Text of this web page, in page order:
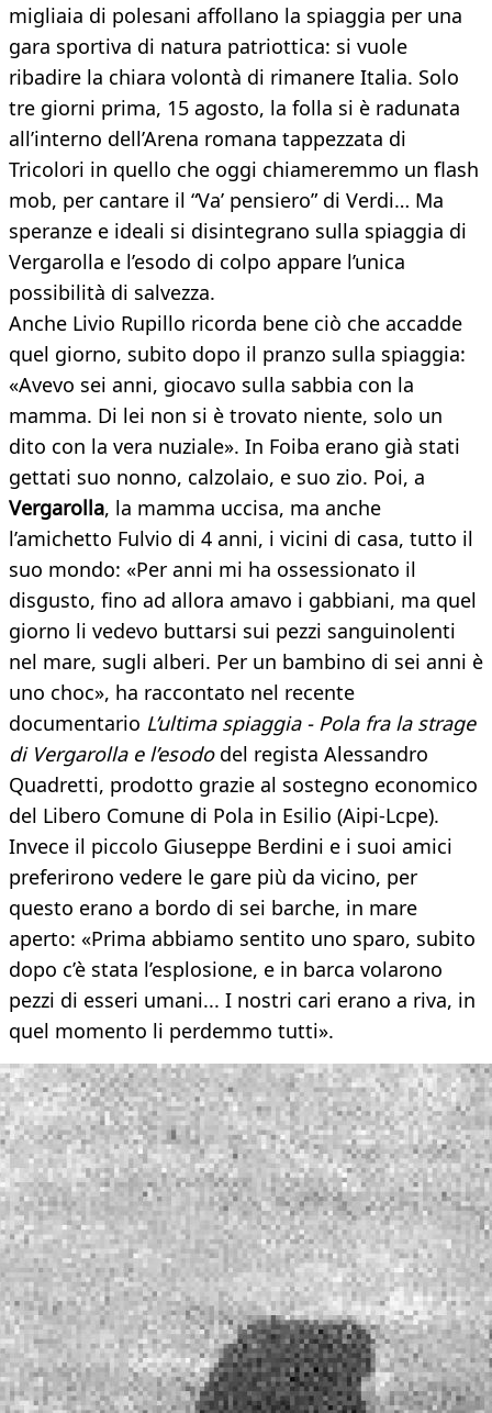
migliaia di polesani affollano la spiaggia per una
gara sportiva di natura patriottica: si vuole
ribadire la chiara volontà di rimanere Italia. Solo
tre giorni prima, 15 agosto, la folla si è radunata
all’interno dell’Arena romana tappezzata di
Tricolori in quello che oggi chiameremmo un flash
mob, per cantare il “Va’ pensiero” di Verdi… Ma
speranze e ideali si disintegrano sulla spiaggia di
Vergarolla e l’esodo di colpo appare l’unica
possibilità di salvezza.
Anche Livio Rupillo ricorda bene ciò che accadde
quel giorno, subito dopo il pranzo sulla spiaggia:
«Avevo sei anni, giocavo sulla sabbia con la
mamma. Di lei non si è trovato niente, solo un
dito con la vera nuziale». In Foiba erano già stati
gettati suo nonno, calzolaio, e suo zio. Poi, a
Vergarolla, la mamma uccisa, ma anche
l’amichetto Fulvio di 4 anni, i vicini di casa, tutto il
suo mondo: «Per anni mi ha ossessionato il
disgusto, fino ad allora amavo i gabbiani, ma quel
giorno li vedevo buttarsi sui pezzi sanguinolenti
nel mare, sugli alberi. Per un bambino di sei anni è
uno choc», ha raccontato nel recente
documentario L’ultima spiaggia - Pola fra la strage
di Vergarolla e l’esodo del regista Alessandro
Quadretti, prodotto grazie al sostegno economico
del Libero Comune di Pola in Esilio (Aipi-Lcpe).
Invece il piccolo Giuseppe Berdini e i suoi amici
preferirono vedere le gare più da vicino, per
questo erano a bordo di sei barche, in mare
aperto: «Prima abbiamo sentito uno sparo, subito
dopo c’è stata l’esplosione, e in barca volarono
pezzi di esseri umani... I nostri cari erano a riva, in
quel momento li perdemmo tutti».